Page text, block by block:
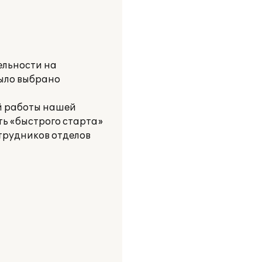
на
выбрано
работы нашей
«быстрого старта»
отделов